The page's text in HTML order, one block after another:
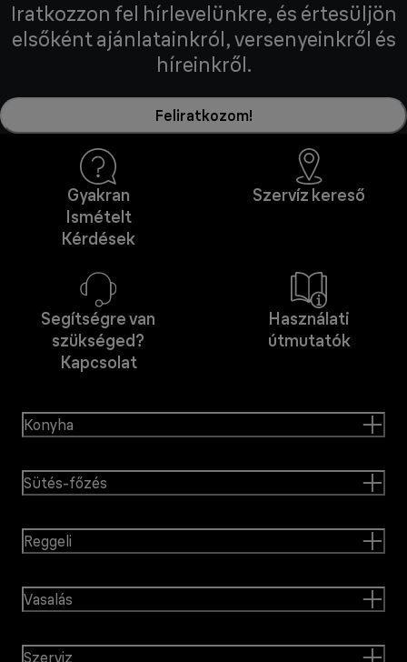
Iratkozzon fel hírlevelünkre, és értesüljön
elsőként ajánlatainkról, versenyeinkről és
híreinkről.
Feliratkozom!
Gyakran
Ismételt
Kérdések
Szervíz kereső
Segítségre van
szükséged?
Kapcsolat
Használati
útmutatók
Konyha
Sütés-főzés
Reggeli
Vasalás
Szerviz